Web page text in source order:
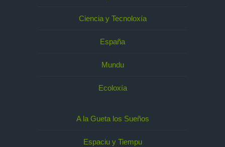
Ciencia y Tecnoloxía
España
Mundu
Ecoloxía
A la Gueta los Sueños
Espaciu y Tiempu